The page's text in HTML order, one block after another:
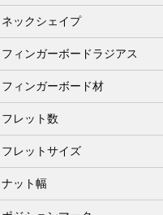
ネックシェイプ
フィンガーボードラジアス
フィンガーボード材
フレット数
フレットサイズ
ナット幅